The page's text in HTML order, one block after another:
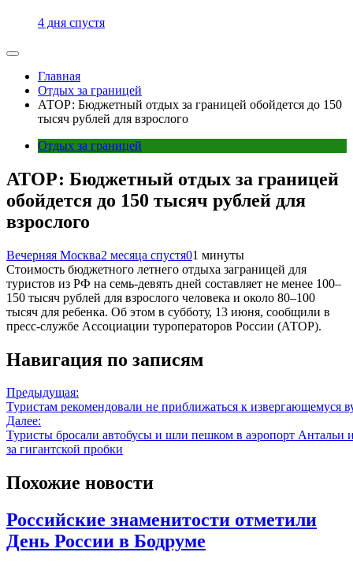
4 дня спустя
Главная
Отдых за границей
АТОР: Бюджетный отдых за границей обойдется до 150
тысяч рублей для взрослого
Отдых за границей
АТОР: Бюджетный отдых за границей
обойдется до 150 тысяч рублей для
взрослого
Вечерняя Москва2 месяца спустя01 минуты
Стоимость бюджетного летнего отдыха заграницей для
туристов из РФ на семь-девять дней составляет не менее 100–
150 тысяч рублей для взрослого человека и около 80–100
тысяч для ребенка. Об этом в субботу, 13 июня, сообщили в
пресс-службе Ассоциации туроператоров России (АТОР).
Навигация по записям
Предыдущая:
Туристам рекомендовали не приближаться к извергающемуся
Далее:
Туристы бросали автобусы и шли пешком в аэропорт Антальи
за гигантской пробки
Похожие новости
Российские знаменитости отметили
День России в Бодруме